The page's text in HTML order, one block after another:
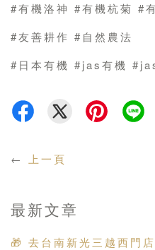
#有機洛神 #有機杭菊 #
#友善耕作 #自然農法
#日本有機 #jas有機
← 上一頁
最新文章
🎁 去台南新光三越西門